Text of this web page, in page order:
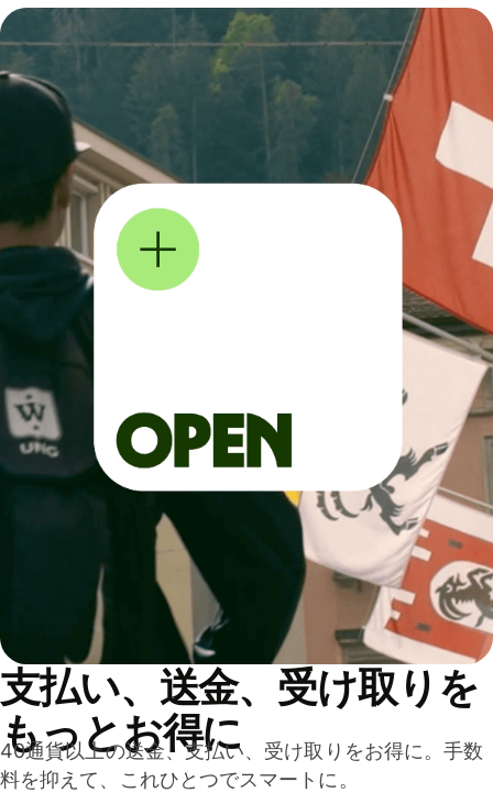
支払い、送金、受け取りを
もっとお得に
40通貨以上の送金、支払い、受け取りをお得に。手数
料を抑えて、これひとつでスマートに。